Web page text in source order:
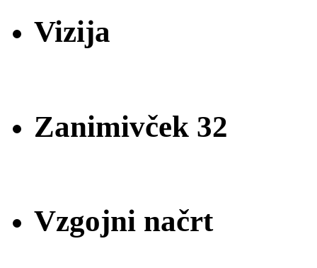
Vizija
Zanimivček 32
Vzgojni načrt